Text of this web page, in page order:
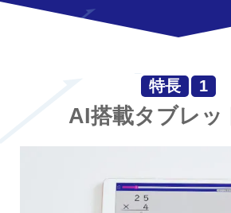
特長 1
AI搭載タブレッ